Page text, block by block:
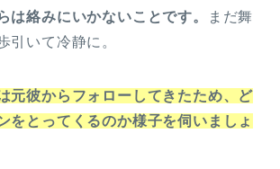
は絡みにいかないことです。
まだ舞
引いて冷静に。
元彼からフォローしてきたため、ど
をとってくるのか様子を伺いましょ